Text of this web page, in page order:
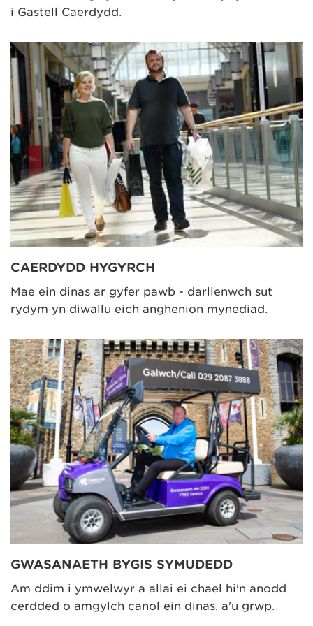
i Gastell Caerdydd.
CAERDYDD HYGYRCH
Mae ein dinas ar gyfer pawb - darllenwch sut
rydym yn diwallu eich anghenion mynediad.
GWASANAETH BYGIS SYMUDEDD
Am ddim i ymwelwyr a allai ei chael hi'n anodd
cerdded o amgylch canol ein dinas, a'u grŵp.